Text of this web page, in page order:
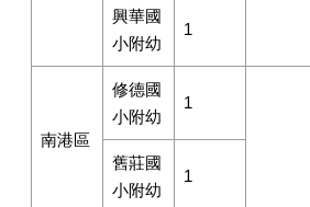
興華國
小附幼
1
南港區
修德國
小附幼
1
舊莊國
小附幼
1